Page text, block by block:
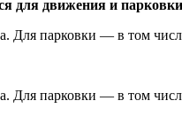
для движения и